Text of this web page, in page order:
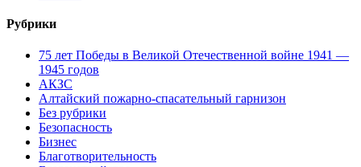
Рубрики
75 лет Победы в Великой Отечественной войне 1941 —
1945 годов
АКЗС
Алтайский пожарно-спасательный гарнизон
Без рубрики
Безопасность
Бизнес
Благотворительность